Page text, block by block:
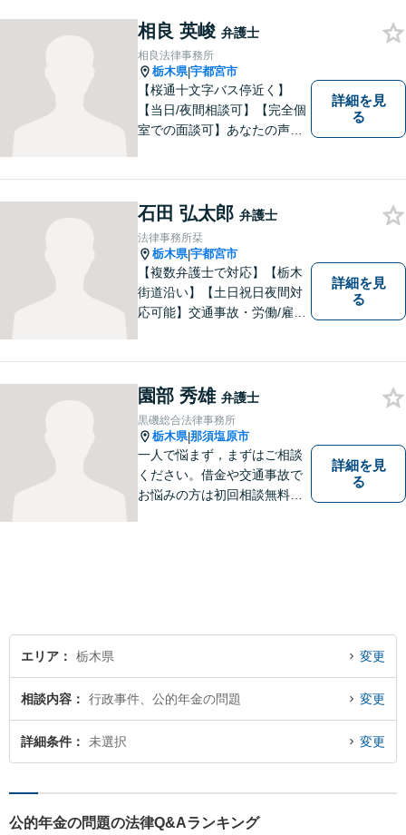
相良 英峻 弁護士
相良法律事務所
栃木県|宇都宮市
【桜通十文字バス停近く】
【当日/夜間相談可】【完全個
室での面談可】あなたの声を
い。 https://sagara-law-office.j
p/
詳細を見
る
石田 弘太郎 弁護士
法律事務所栞
栃木県|宇都宮市
【複数弁護士で対応】【栃木
街道沿い】【土日祝日夜間対
応可能】交通事故・労働/雇用
い。
詳細を見
る
園部 秀雄 弁護士
黒磯総合法律事務所
栃木県|那須塩原市
一人で悩まず，まずはご相談
ください。借金や交通事故で
お悩みの方は初回相談無料で
詳細を見
る
エリア 栃木県 変更
相談内容 行政事件、公的年金の問題 変更
詳細条件 未選択 変更
公的年金の問題の法律Q&Aランキング